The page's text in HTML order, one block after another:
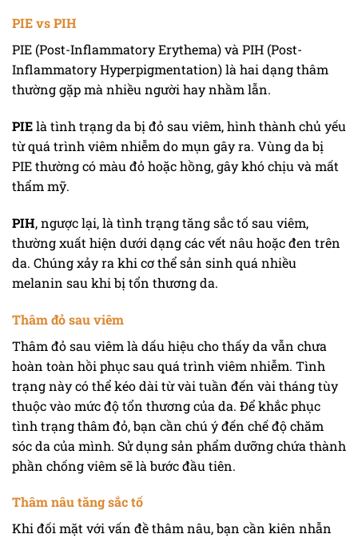
PIE vs PIH
PIE (Post-Inflammatory Erythema) và PIH (Post-
Inflammatory Hyperpigmentation) là hai dạng thâm
thường gặp mà nhiều người hay nhầm lẫn.
PIElà tình trạng da bị đỏ sau viêm, hình thành chủ yếu
từ quá trình viêm nhiễm do mụn gây ra. Vùng da bị
PIE thường có màu đỏ hoặc hồng, gây khó chịu và mất
thẩm mỹ.
PIH, ngược lại, là tình trạng tăng sắc tố sau viêm,
thường xuất hiện dưới dạng các vết nâu hoặc đen trên
da. Chúng xảy ra khi cơ thể sản sinh quá nhiều
melanin sau khi bị tổn thương da.
Thâm đỏ sau viêm
Thâm đỏ sau viêm là dấu hiệu cho thấy da vẫn chưa
hoàn toàn hồi phục sau quá trình viêm nhiễm. Tình
trạng này có thể kéo dài từ vài tuần đến vài tháng tùy
thuộc vào mức độ tổn thương của da. Để khắc phục
tình trạng thâm đỏ, bạn cần chú ý đến chế độ chăm
sóc da của mình. Sử dụng sản phẩm dưỡng chứa thành
phần chống viêm sẽ là bước đầu tiên.
Thâm nâu tăng sắc tố
Khi đối mặt với vấn đề thâm nâu, bạn cần kiên nhẫn